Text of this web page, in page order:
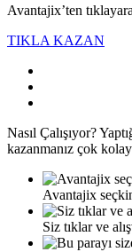
Avantajix’ten
TIKLA KAZAN
Nasıl Çalışıyor?
kazanmanız çok
Avantajix
Siz tıklar ve